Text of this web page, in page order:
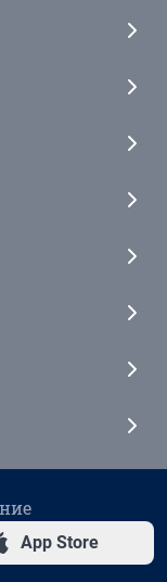
App Store